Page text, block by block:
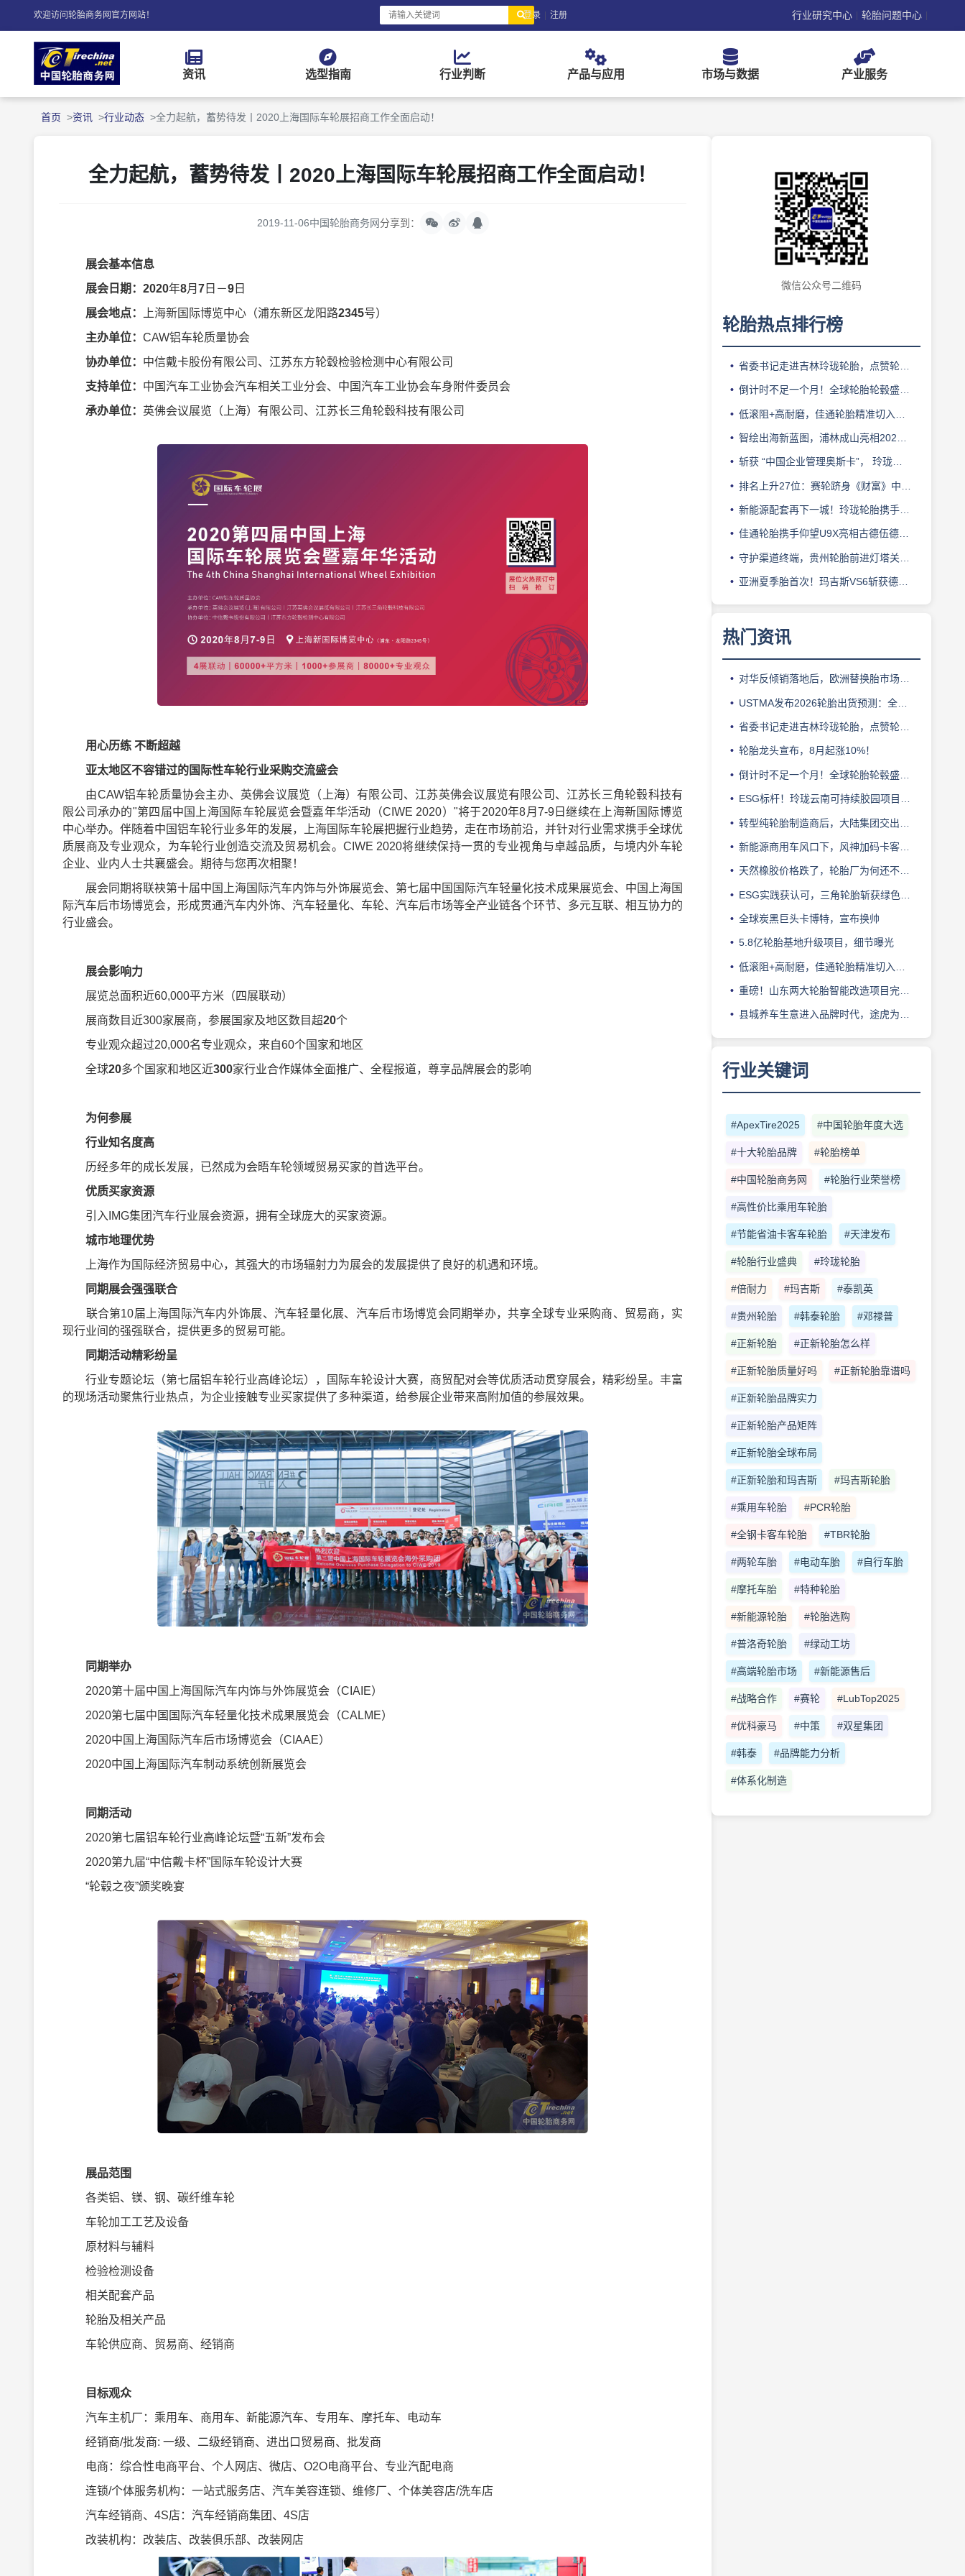
欢迎访问轮胎商务网官方网站！ 登录 | 注册 行业研究中心 | 轮胎问题中心 |
资讯 选型指南 行业判断 产品与应用 市场与数据 产业服务
首页 资讯 行业动态 全力起航，蓄势待发丨2020上海国际车轮展招商工作全面启动！
全力起航，蓄势待发丨2020上海国际车轮展招商工作全面启动！
2019-11-06中国轮胎商务网分享到：
展会基本信息
展会日期：2020年8月 7 日－9 日
展会地点：
上海新国际博览中心（浦东新区龙阳路2345号）
主办单位： CAW铝车轮质量协会
协办单位： 中信戴卡股份有限公司、江苏东方轮毂检验检测中心有限公司
支持单位： 中国汽车工业协会汽车相关工业分会、中国汽车工业协会车身附件委员会
承办单位： 英佛会议展览（上海）有限公司、江苏长三角轮毂科技有限公司
用心历练 不断超越
亚太地区不容错过的国际性车轮行业采购交流盛会
由CAW铝车轮质量协会主办、英佛会议展览（上海）有限公司、江苏英佛会议展览有限公司、江苏长三角轮毂科技有
限公司承办的"第四届中国上海国际车轮展览会暨嘉年华活动（CIWE 2020）"将于2020年8月7-9日继续在上海新国际博览
中心举办。伴随着中国铝车轮行业多年的发展，上海国际车轮展把握行业趋势，走在市场前沿，并针对行业需求携手全球优
质展商及专业观众，为车轮行业创造交流及贸易机会。CIWE 2020将继续保持一贯的专业视角与卓越品质，与境内外车轮
企业、业内人士共襄盛会。期待与您再次相聚！
展会同期将联袂第十届中国上海国际汽车内饰与外饰展览会、第七届中国国际汽车轻量化技术成果展览会、中国上海国
际汽车后市场博览会，形成贯通汽车内外饰、汽车轻量化、车轮、汽车后市场等全产业链各个环节、多元互联、相互协力的
行业盛会。
展会影响力
展览总面积近60,000平方米（四展联动）
展商数目近300家展商，参展国家及地区数目超20个
专业观众超过20,000名专业观众，来自60个国家和地区
全球20多个国家和地区近300家行业合作媒体全面推广、全程报道，尊享品牌展会的影响
为何参展
行业知名度高
历经多年的成长发展，已然成为会晤车轮领域贸易买家的首选平台。
优质买家资源
引入IMG集团汽车行业展会资源，拥有全球庞大的买家资源。
城市地理优势
上海作为国际经济贸易中心，其强大的市场辐射力为展会的发展提供了良好的机遇和环境。
同期展会强强联合
联合第10届上海国际汽车内外饰展、汽车轻量化展、汽车后市场博览会同期举办，共享全球专业采购商、贸易商，实
现行业间的强强联合，提供更多的贸易可能。
同期活动精彩纷呈
行业专题论坛（第七届铝车轮行业高峰论坛），国际车轮设计大赛，商贸配对会等优质活动贯穿展会，精彩纷呈。丰富
的现场活动聚焦行业热点，为企业接触专业买家提供了多种渠道，给参展企业带来高附加值的参展效果。
同期举办
2020第十届中国上海国际汽车内饰与外饰展览会（CIAIE）
2020第七届中国国际汽车轻量化技术成果展览会（CALME）
2020中国上海国际汽车后市场博览会（CIAAE）
2020中国上海国际汽车制动系统创新展览会
同期活动
2020第七届铝车轮行业高峰论坛暨“五新”发布会
2020第九届“中信戴卡杯”国际车轮设计大赛
“轮毂之夜”颁奖晚宴
展品范围
各类铝、镁、钢、碳纤维车轮
车轮加工工艺及设备
原材料与辅料
检验检测设备
相关配套产品
轮胎及相关产品
车轮供应商、贸易商、经销商
目标观众
汽车主机厂：乘用车、商用车、新能源汽车、专用车、摩托车、电动车
经销商/批发商: 一级、二级经销商、进出口贸易商、批发商
电商：综合性电商平台、个人网店、微店、O2O电商平台、专业汽配电商
连锁/个体服务机构：一站式服务店、汽车美容连锁、维修厂、个体美容店/洗车店
汽车经销商、4S店：汽车经销商集团、4S店
改装机构：改装店、改装俱乐部、改装网店
微信公众号二维码
轮胎热点排行榜
省委书记走进吉林玲珑轮胎，点赞轮胎智造标杆
倒计时不足一个月！全球轮胎轮毂盛会即将登陆上海！
低滚阻+高耐磨，佳通轮胎精准切入新能源轻卡赛道
智绘出海新蓝图，浦林成山亮相2026泰中合作博览会
斩获 “中国企业管理奥斯卡”， 玲珑轮胎蝉联 BMC 大奖
排名上升27位：赛轮跻身《财富》中国500强背后的增长逻辑
新能源配套再下一城！玲珑轮胎携手小鹏L03全球上市
佳通轮胎携手仰望U9X亮相古德伍德，以轮胎科技挑战性能边界
守护渠道终端，贵州轮胎前进灯塔关爱基金驰援长春受灾门店
亚洲夏季胎首次！玛吉斯VS6斩获德国TÜV SÜD高阶认证
热门资讯
对华反倾销落地后，欧洲替换胎市场迎来拐点
USTMA发布2026轮胎出货预测：全年3.303 亿条
省委书记走进吉林玲珑轮胎，点赞轮胎智造标杆
轮胎龙头宣布，8月起涨10%！
倒计时不足一个月！全球轮胎轮毂盛会即将登陆上海！
ESG标杆！玲珑云南可持续胶园项目获评最佳实践
转型纯轮胎制造商后，大陆集团交出亮眼业绩
新能源商用车风口下，风神加码卡客车胎产能
天然橡胶价格跌了，轮胎厂为何还不敢“松口气”？
ESG实践获认可，三角轮胎斩获绿色发展典范企业奖
全球炭黑巨头卡博特，宣布换帅
5.8亿轮胎基地升级项目，细节曝光
低滚阻+高耐磨，佳通轮胎精准切入新能源轻卡赛道
重磅！山东两大轮胎智能改造项目完成备案
县城养车生意进入品牌时代，途虎为何此时加码“万镇万店”？
行业关键词
#ApexTire2025 #中国轮胎年度大选
#十大轮胎品牌 #轮胎榜单
#中国轮胎商务网 #轮胎行业荣誉榜
#高性价比乘用车轮胎
#节能省油卡客车轮胎 #天津发布
#轮胎行业盛典 #玲珑轮胎
#倍耐力 #玛吉斯 #泰凯英
#贵州轮胎 #韩泰轮胎 #邓禄普
#正新轮胎 #正新轮胎怎么样
#正新轮胎质量好吗 #正新轮胎靠谱吗
#正新轮胎品牌实力
#正新轮胎产品矩阵
#正新轮胎全球布局
#正新轮胎和玛吉斯 #玛吉斯轮胎
#乘用车轮胎 #PCR轮胎
#全钢卡客车轮胎 #TBR轮胎
#两轮车胎 #电动车胎 #自行车胎
#摩托车胎 #特种轮胎
#新能源轮胎 #轮胎选购
#普洛奇轮胎 #绿动工坊
#高端轮胎市场 #新能源售后
#战略合作 #赛轮 #LubTop2025
#优科豪马 #中策 #双星集团
#韩泰 #品牌能力分析
#体系化制造